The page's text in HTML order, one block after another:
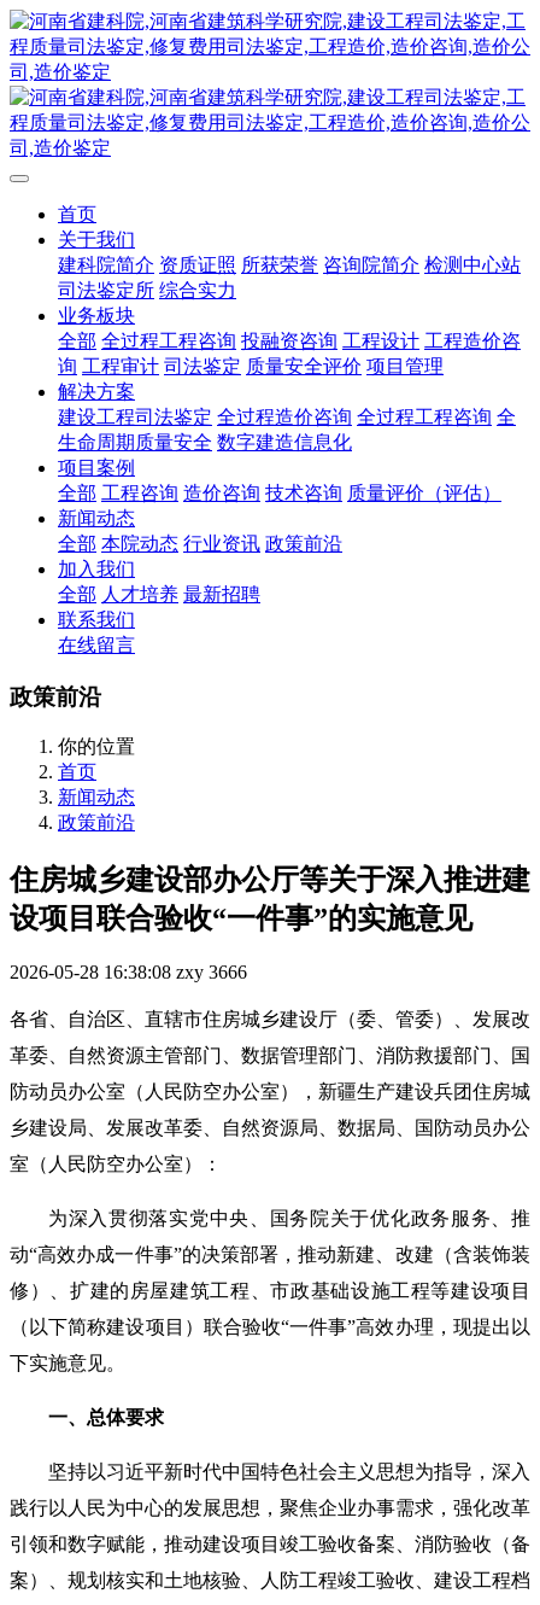
首页
关于我们
建科院简介 资质证照 所获荣誉 咨询院简介 检测中心站
司法鉴定所 综合实力
业务板块
全部 全过程工程咨询 投融资咨询 工程设计 工程造价咨
询 工程审计 司法鉴定 质量安全评价 项目管理
解决方案
建设工程司法鉴定 全过程造价咨询 全过程工程咨询 全
生命周期质量安全 数字建造信息化
项目案例
全部 工程咨询 造价咨询 技术咨询 质量评价（评估）
新闻动态
全部 本院动态 行业资讯 政策前沿
加入我们
全部 人才培养 最新招聘
联系我们
在线留言
政策前沿
你的位置
首页
新闻动态
政策前沿
住房城乡建设部办公厅等关于深入推进建
设项目联合验收“一件事”的实施意见
2026-05-28 16:38:08 zxy 3666
各省、自治区、直辖市住房城乡建设厅（委、管委）、发展改
革委、自然资源主管部门、数据管理部门、消防救援部门、国
防动员办公室（人民防空办公室），新疆生产建设兵团住房城
乡建设局、发展改革委、自然资源局、数据局、国防动员办公
室（人民防空办公室）：
为深入贯彻落实党中央、国务院关于优化政务服务、推
动“高效办成一件事”的决策部署，推动新建、改建（含装饰装
修）、扩建的房屋建筑工程、市政基础设施工程等建设项目
（以下简称建设项目）联合验收“一件事”高效办理，现提出以
下实施意见。
一、总体要求
坚持以习近平新时代中国特色社会主义思想为指导，深入
践行以人民为中心的发展思想，聚焦企业办事需求，强化改革
引领和数字赋能，推动建设项目竣工验收备案、消防验收（备
案）、规划核实和土地核验、人防工程竣工验收、建设工程档